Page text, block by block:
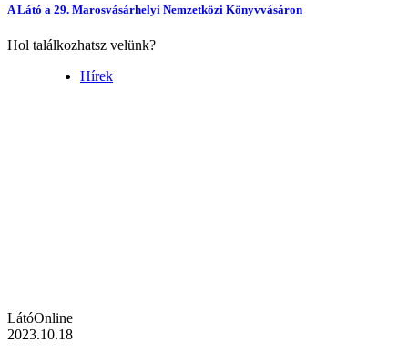
A Látó a 29. Marosvásárhelyi Nemzetközi Könyvvásáron
Hol találkozhatsz velünk?
Hírek
LátóOnline
2023.10.18